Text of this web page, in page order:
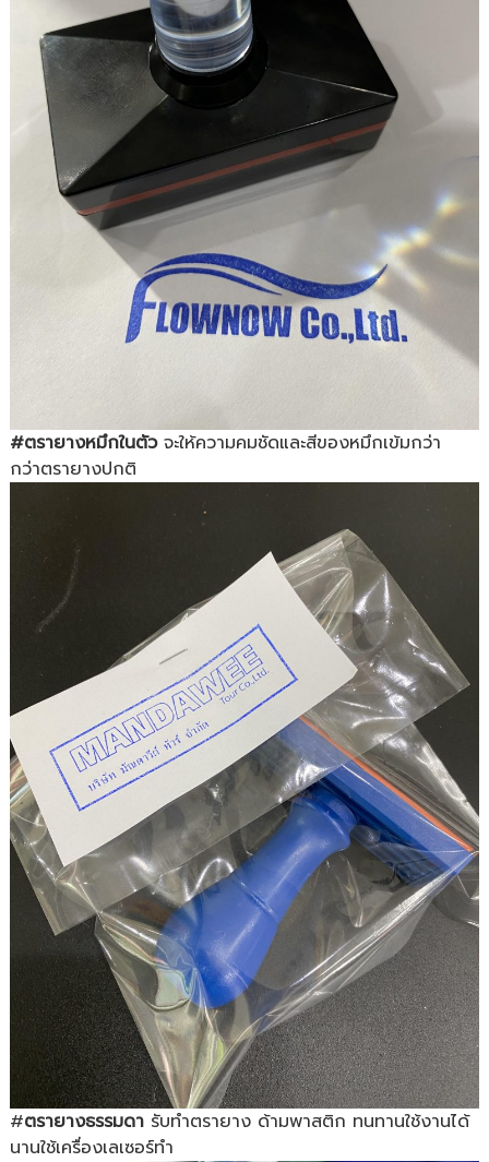
#ตรายางหมึกในตัว จะให้ความคมชัดและสีของหมึกเข้มกว่า
กว่าตรายางปกติ
#ตรายางธรรมดารับทำตรายาง ด้ามพาสติก ทนทานใช้งานได้
นานใช้เครื่องเลเซอร์ทำ